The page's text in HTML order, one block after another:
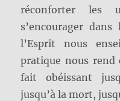
réconforter les
s’encourager
l’Esprit nous
pratique nous rend
fait obéissant
jusqu’à la mort,